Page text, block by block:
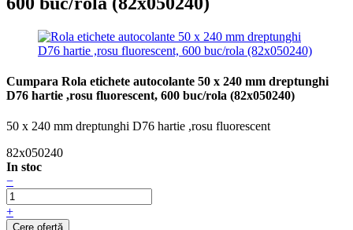
Cumpara Rola etichete autocolante 50 x 240 mm dreptunghi
D76 hartie ,rosu fluorescent, 600 buc/rola (82x050240)
50 x 240 mm dreptunghi D76 hartie ,rosu fluorescent
82x050240
In stoc
−
+